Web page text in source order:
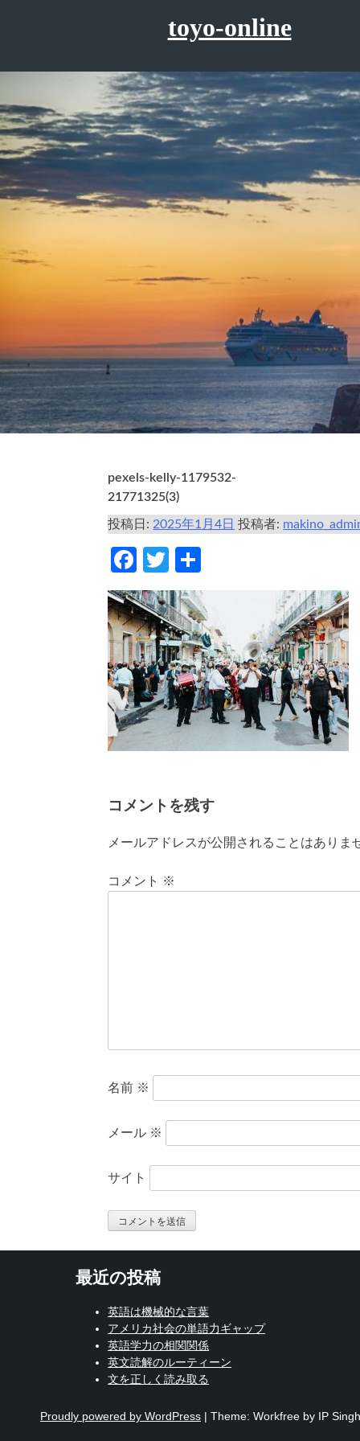
へ
ス
キ
ッ
プ
toyo-online
pexels-kelly-1179532-
21771325(3)
投稿日:2025年1月4日 投稿者:
Facebook
Twitter
有
コメントを残す
メールアドレスが公開されることはありま
コメント ※
名前 ※
メール ※
サイト
最近の投稿
英語は機械的な言葉
アメリカ社会の単語力ギャップ
英語学力の相関関係
英文読解のルーティーン
文を正しく読み取る
Proudly powered by WordPress | Theme: Workfree by IP